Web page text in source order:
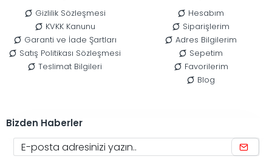
Gizlilik Sözleşmesi
KVKK Kanunu
Garanti ve İade Şartları
Satış Politikası Sözleşmesi
Teslimat Bilgileri
Hesabım
Siparişlerim
Adres Bilgilerim
Sepetim
Favorilerim
Blog
Bizden Haberler